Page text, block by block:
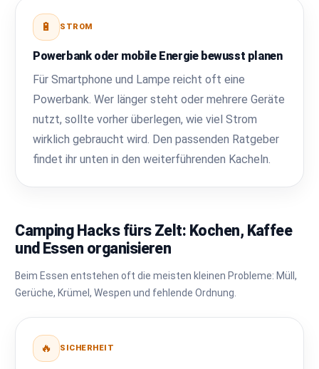
🔋 STROM
Powerbank oder mobile Energie bewusst planen
Für Smartphone und Lampe reicht oft eine
Powerbank. Wer länger steht oder mehrere Geräte
nutzt, sollte vorher überlegen, wie viel Strom
wirklich gebraucht wird. Den passenden Ratgeber
findet ihr unten in den weiterführenden Kacheln.
Camping Hacks fürs Zelt: Kochen, Kaffee
und Essen organisieren
Beim Essen entstehen oft die meisten kleinen Probleme: Müll,
Gerüche, Krümel, Wespen und fehlende Ordnung.
🔥 SICHERHEIT